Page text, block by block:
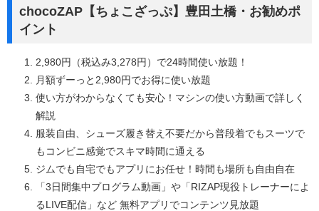
chocoZAP【ちょこざっぷ】豊田土橋・お勧めポ
イント
2,980円（税込み3,278円）で24時間使い放題！
月額ずーっと2,980円でお得に使い放題
使い方がわからなくても安心！マシンの使い方動画で詳しく
解説
服装自由、シューズ履き替え不要だから普段着でもスーツで
もコンビニ感覚でスキマ時間に通える
ジムでも自宅でもアプリにお任せ！時間も場所も自由自在
「3日間集中プログラム動画」や「RIZAP現役トレーナーによ
るLIVE配信」など 無料アプリでコンテンツ見放題